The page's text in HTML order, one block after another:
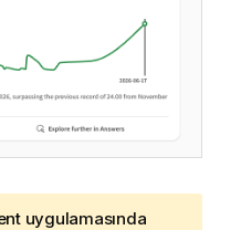
uygulamasında